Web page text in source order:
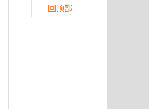
回顶部